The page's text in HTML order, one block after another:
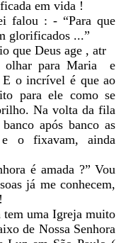
em vida !
falou : - “Para que
glorificados ...”
Deus age , atr
olhar para Maria e
E o incrível é que ao
para ele como se
Na volta da fila
após banco as
e o fixavam, ainda
é amada ?” Vou
já me conhecem,
uma Igreja muito
de Nossa Senhora